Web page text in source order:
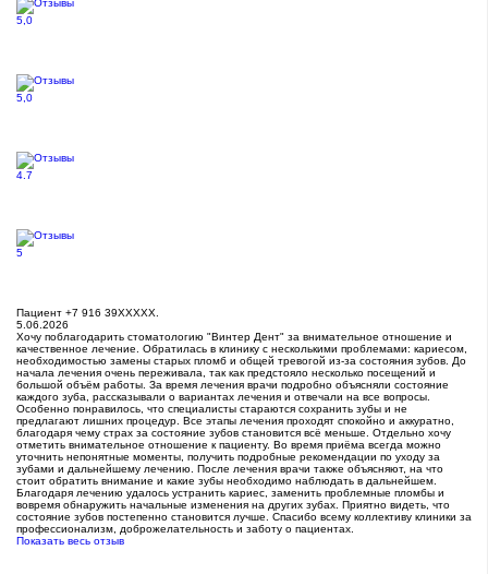
5,0
5,0
4.7
5
Пациент +7 916 39XXXXX.
5.06.2026
Хочу поблагодарить стоматологию​ "Винтер Дент" за внимательное отношение и
качественное лечение. Обратилась в клинику с несколькими проблемами: кариесом​,
необходимостью замены старых пломб и общей тревогой из-за состояния зубов. До
начала лечения очень переживала, так как предстояло несколько посещений и
большой объём работы. За время лечения врачи подробно объясняли состояние
каждого зуба, рассказывали о вариантах лечения и отвечали на все вопросы.
Особенно понравилось, что специалисты стараются сохранить зубы и не
предлагают лишних процедур. Все этапы лечения проходят спокойно и аккуратно,
благодаря чему страх за состояние зубов становится всё меньше. Отдельно хочу
отметить внимательное отношение к пациенту. Во время приёма всегда можно
уточнить непонятные моменты, получить подробные рекомендации по уходу за
зубами и дальнейшему лечению. После лечения врачи также объясняют, на что
стоит обратить внимание и какие зубы необходимо наблюдать в дальнейшем.
Благодаря лечению удалось устранить кариес, заменить проблемные пломбы и
вовремя обнаружить начальные изменения на других зубах. Приятно видеть, что
состояние зубов постепенно становится лучше. Спасибо всему коллективу клиники за
профессионализм, доброжелательность и заботу о пациентах.
Показать весь отзыв